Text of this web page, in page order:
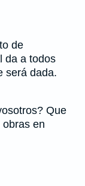
de
da a todos
será dada.
Que
en